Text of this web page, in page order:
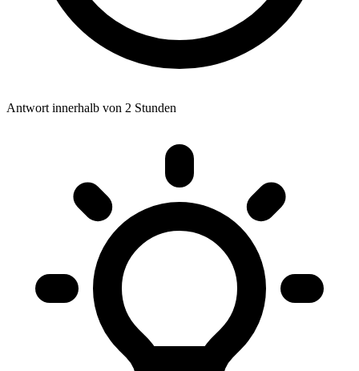
Antwort innerhalb von 2 Stunden